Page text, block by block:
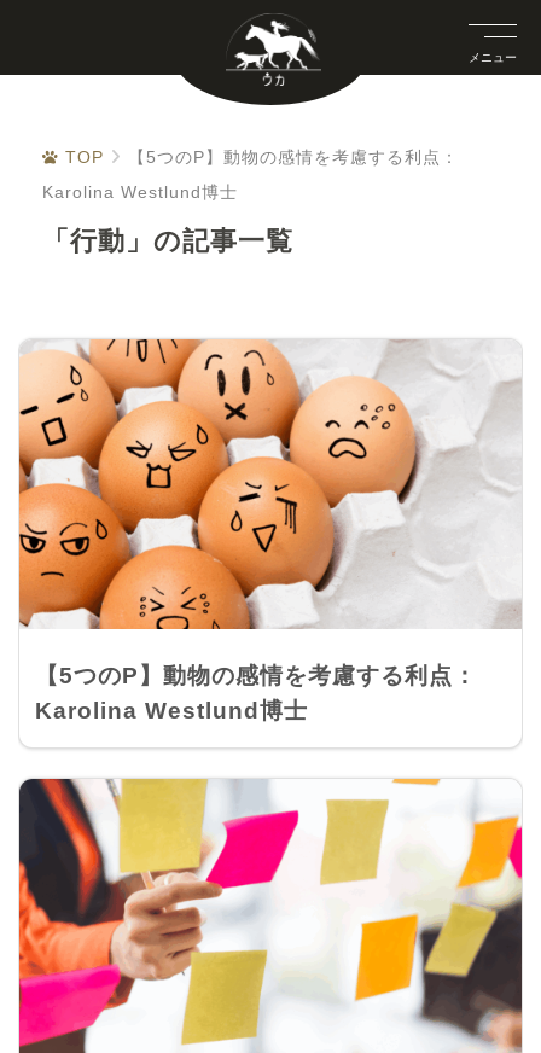
メニュー
TOP
【5つのP】動物の感情を考慮する利点：
Karolina Westlund博士
「行動」の記事一覧
【5つのP】動物の感情を考慮する利点：
Karolina Westlund博士